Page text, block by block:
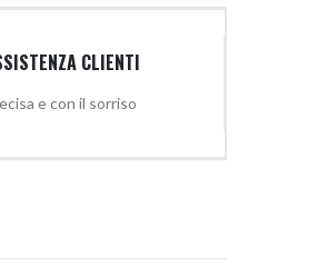
CLIENTI
e con il sorriso